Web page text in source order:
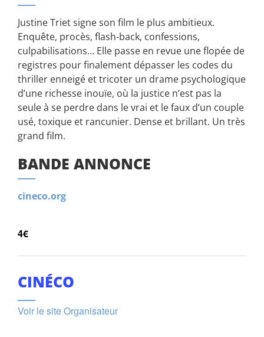
Justine Triet signe son film le plus ambitieux.
Enquête, procès, flash-back, confessions,
culpabilisations… Elle passe en revue une flopée de
registres pour finalement dépasser les codes du
thriller enneigé et tricoter un drame psychologique
d’une richesse inouïe, où la justice n’est pas la
seule à se perdre dans le vrai et le faux d’un couple
usé, toxique et rancunier. Dense et brillant. Un très
grand film.
BANDE ANNONCE
cineco.org
4€
CINÉCO
Voir le site Organisateur